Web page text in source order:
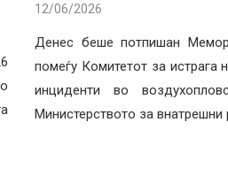
12/06/2026
Денес беше потпишан
помеѓу Комитетот за истрага
инциденти во
Министерството за внатрешни